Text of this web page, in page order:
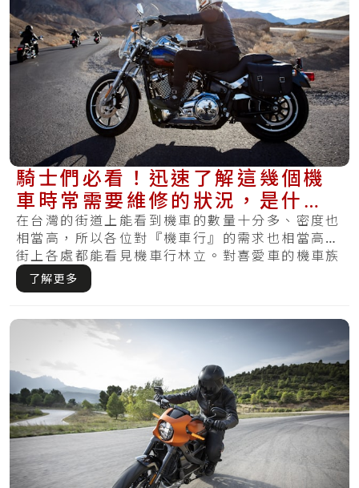
騎士們必看！迅速了解這幾個機
車時常需要維修的狀況，是什麼
促成的？
在台灣的街道上能看到機車的數量十分多、密度也
相當高，所以各位對『機車行』的需求也相當高，
街上各處都能看見機車行林立。對喜愛車的機車族
而言.....
了解更多